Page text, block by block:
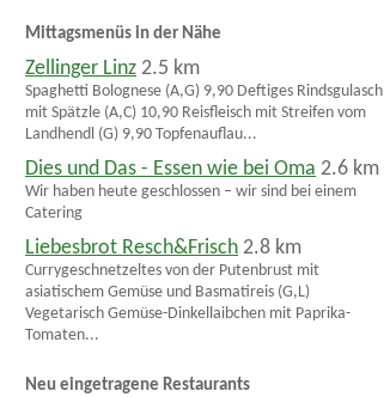
Mittagsmenüs in der Nähe
Zellinger Linz 2.5 km
Spaghetti Bolognese (A,G) 9,90 Deftiges Rindsgulasch
mit Spätzle (A,C) 10,90 Reisfleisch mit Streifen vom
Landhendl (G) 9,90 Topfenauflau...
Dies und Das - Essen wie bei Oma 2.6 km
Wir haben heute geschlossen – wir sind bei einem
Catering
Liebesbrot Resch&Frisch 2.8 km
Currygeschnetzeltes von der Putenbrust mit
asiatischem Gemüse und Basmatireis (G,L)
Vegetarisch Gemüse-Dinkellaibchen mit Paprika-
Tomaten...
Neu eingetragene Restaurants